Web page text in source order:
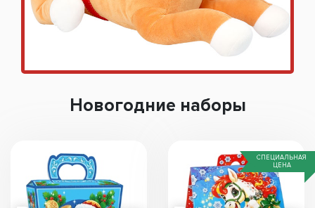
Новогодние наборы
СПЕЦИАЛЬНАЯ
ЦЕНА